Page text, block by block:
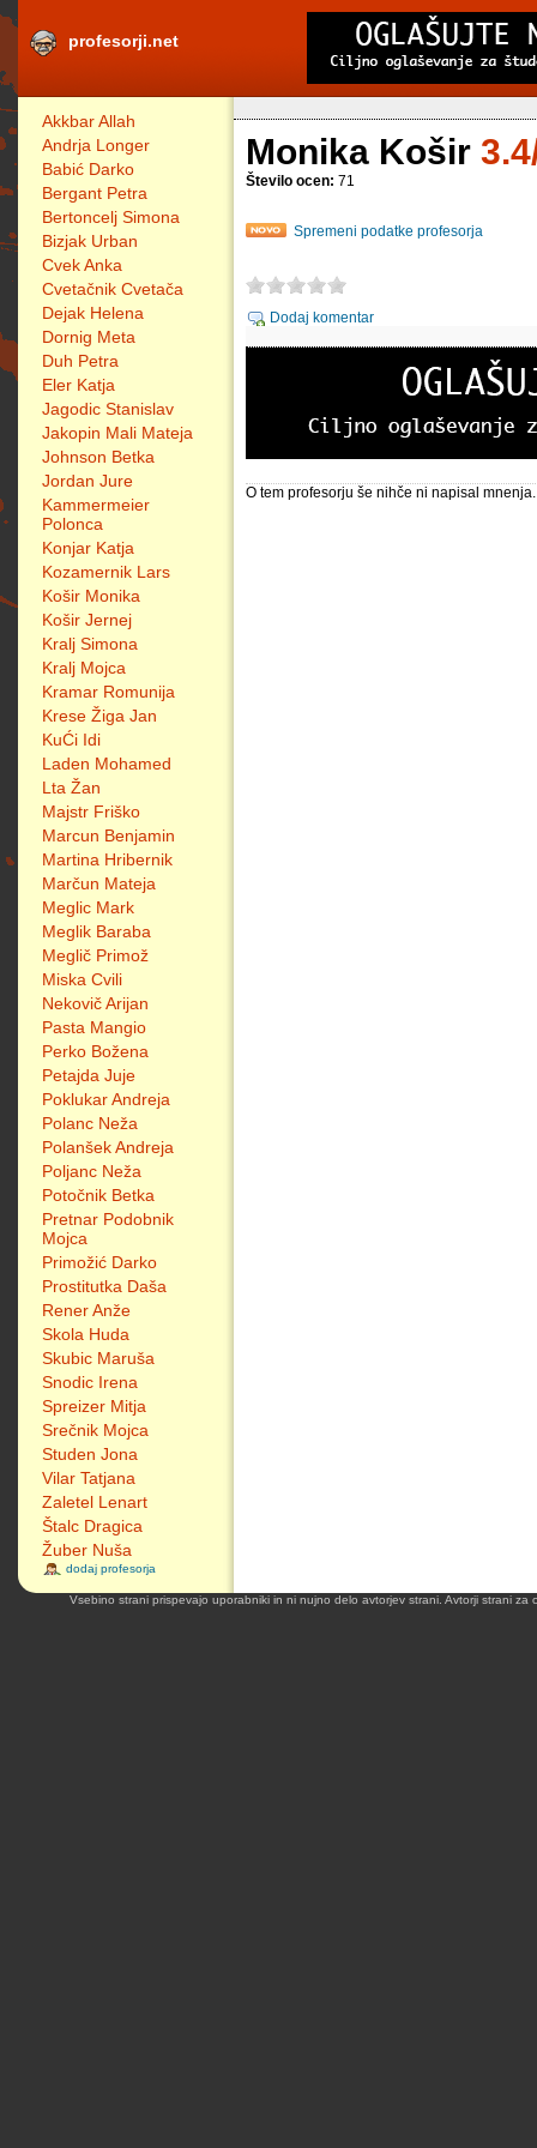
profesorji.net
Akkbar Allah
Andrja Longer
Babić Darko
Bergant Petra
Bertoncelj Simona
Bizjak Urban
Cvek Anka
Cvetačnik Cvetača
Dejak Helena
Dornig Meta
Duh Petra
Eler Katja
Jagodic Stanislav
Jakopin Mali Mateja
Johnson Betka
Jordan Jure
Kammermeier
Polonca
Konjar Katja
Kozamernik Lars
Košir Monika
Košir Jernej
Kralj Simona
Kralj Mojca
Kramar Romunija
Krese Žiga Jan
KuĆi Idi
Laden Mohamed
Lta Žan
Majstr Friško
Marcun Benjamin
Martina Hribernik
Marčun Mateja
Meglic Mark
Meglik Baraba
Meglič Primož
Miska Cvili
Nekovič Arijan
Pasta Mangio
Perko Božena
Petajda Juje
Poklukar Andreja
Polanc Neža
Polanšek Andreja
Poljanc Neža
Potočnik Betka
Pretnar Podobnik
Mojca
Primožić Darko
Prostitutka Daša
Rener Anže
Skola Huda
Skubic Maruša
Snodic Irena
Spreizer Mitja
Srečnik Mojca
Studen Jona
Vilar Tatjana
Zaletel Lenart
Štalc Dragica
Žuber Nuša
dodaj profesorja
Monika Košir
Število ocen: 71
Spremeni podatke profesorja
Dodaj komentar
O tem profesorju še nihče ni napisal mnenja.
Vsebino strani prispevajo uporabniki in ni nujno delo avtorjev strani. Avtorji strani